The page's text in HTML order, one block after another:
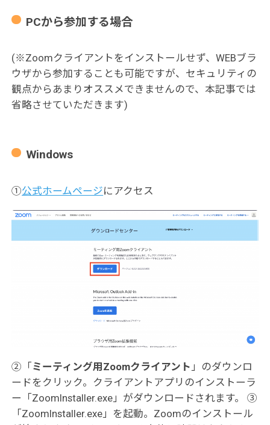
PCから参加する場合
(※Zoomクライアントをインストールせず、WEBブラ
ウザから参加することも可能ですが、セキュリティの
観点からあまりオススメできませんので、本記事では
省略させていただきます)
Windows
①公式ホームページにアクセス
②「ミーティング用Zoomクライアント 」のダウンロ
ードをクリック。クライアントアプリのインストーラ
ー「ZoomInstaller.exe」がダウンロードされます。 ③
「ZoomInstaller.exe」を起動。Zoomのインストール